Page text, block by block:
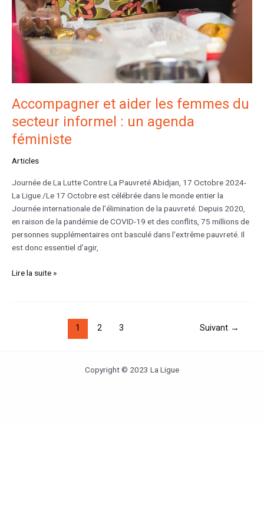
Accompagner et aider les femmes du
secteur informel : un agenda
féministe
Articles
Journée de La Lutte Contre La Pauvreté Abidjan, 17 Octobre 2024-
La Ligue /Le 17 Octobre est célébrée dans le monde entier la
Journée internationale de l’élimination de la pauvreté. Depuis 2020,
en raison de la pandémie de COVID-19 et des conflits, 75 millions de
personnes supplémentaires ont basculé dans l’extrême pauvreté. Il
est donc essentiel d’agir,
Lire la suite »
1 2 3 Suivant →
Copyright © 2023 La Ligue